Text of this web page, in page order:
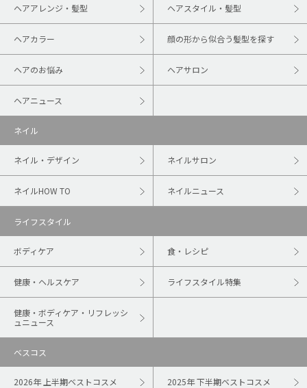
ヘアアレンジ・髪型 ヘアスタイル・髪型
ヘアカラー 顔の形から似合う髪型を探す
ヘアのお悩み ヘアサロン
ヘアニュース
ネイル
ネイル・デザイン ネイルサロン
ネイルHOW TO ネイルニュース
ライフスタイル
ボディケア 食・レシピ
健康・ヘルスケア ライフスタイル特集
健康・ボディケア・リフレッシ
ュニュース
ベスコス
2026年 上半期ベストコスメ 2025年 下半期ベストコスメ